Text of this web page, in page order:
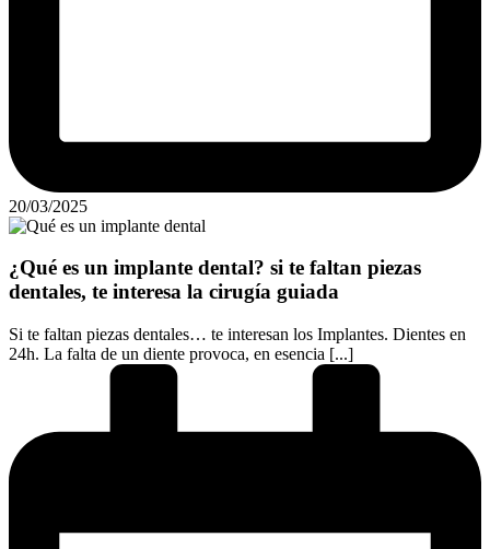
20/03/2025
¿Qué es un implante dental? si te faltan piezas
dentales, te interesa la cirugía guiada
Si te faltan piezas dentales… te interesan los Implantes. Dientes en
24h. La falta de un diente provoca, en esencia [...]